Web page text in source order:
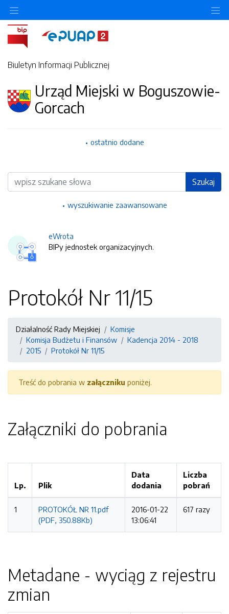
Biuletyn Informacji Publicznej
Urząd Miejski w Boguszowie-
Gorcach
ostatnio dodane
Wyszukiwarka Szukaj
wyszukiwanie zaawansowane
eWrota
BIPy jednostek organizacyjnych.
Protokół Nr 11/15
Działalność Rady Miejskiej
Komisje
Komisja Budżetu i Finansów
Kadencja 2014 - 2018
2015
Protokół Nr 11/15
Treść do pobrania w załączniku poniżej.
Załączniki do pobrania
Lp. Plik
Data
dodania
Liczba
pobrań
1
PROTOKÓŁ NR 11.pdf
(PDF, 350.88Kb)
2016-01-22
13:06:41
617 razy
Metadane - wyciąg z rejestru
zmian